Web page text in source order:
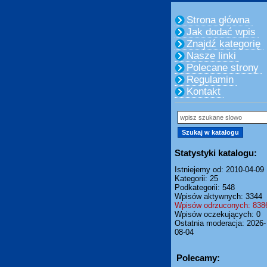
Strona główna
Jak dodać wpis
Znajdź kategorię
Nasze linki
Polecane strony
Regulamin
Kontakt
Statystyki katalogu:
Istniejemy od: 2010-04-09
Kategorii: 25
Podkategorii: 548
Wpisów aktywnych: 3344
Wpisów odrzuconych:
Wpisów oczekujących: 0
Ostatnia moderacja: 2026-
08-04
Polecamy: